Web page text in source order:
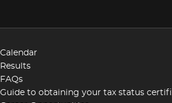
Calendar
Results
FAQs
Guide to obtaining your tax status